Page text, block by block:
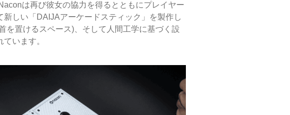
は再び彼女の協力を得るとともにプレイヤー
しい「DAIJAアーケードスティック」を製作し
を置けるスペース)、そして人間工学に基づく設
います。